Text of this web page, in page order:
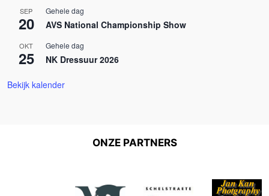
SEP
20
Gehele dag
AVS National Championship Show
OKT
25
Gehele dag
NK Dressuur 2026
Bekijk kalender
ONZE PARTNERS